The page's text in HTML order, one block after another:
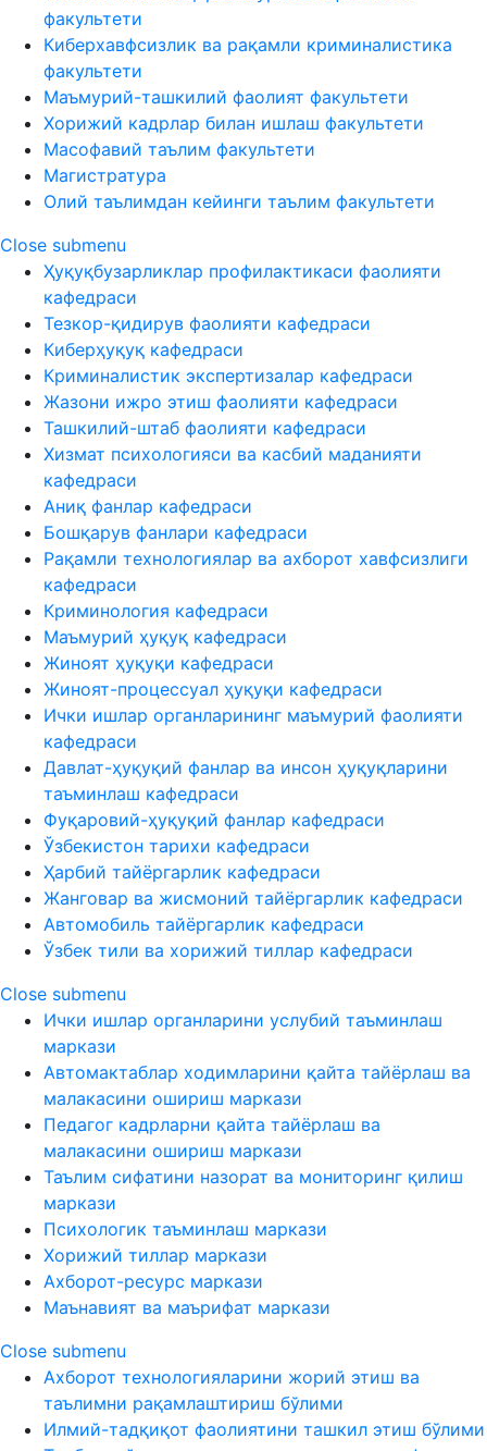
факультети
Киберхавфсизлик ва рақамли криминалистика
факультети
Маъмурий-ташкилий фаолият факультети
Хорижий кадрлар билан ишлаш факультети
Масофавий таълим факультети
Магистратура
Олий таълимдан кейинги таълим факультети
Close submenu
Ҳуқуқбузарликлар профилактикаси фаолияти
кафедраси
Тезкор-қидирув фаолияти кафедраси
Киберҳуқуқ кафедраси
Криминалистик экспертизалар кафедраси
Жазони ижро этиш фаолияти кафедраси
Ташкилий-штаб фаолияти кафедраси
Хизмат психологияси ва касбий маданияти
кафедраси
Аниқ фанлар кафедраси
Бошқарув фанлари кафедраси
Рақамли технологиялар ва ахборот хавфсизлиги
кафедраси
Криминология кафедраси
Маъмурий ҳуқуқ кафедраси
Жиноят ҳуқуқи кафедраси
Жиноят-процессуал ҳуқуқи кафедраси
Ички ишлар органларининг маъмурий фаолияти
кафедраси
Давлат-ҳуқуқий фанлар ва инсон ҳуқуқларини
таъминлаш кафедраси
Фуқаровий-ҳуқуқий фанлар кафедраси
Ўзбекистон тарихи кафедраси
Ҳарбий тайёргарлик кафедраси
Жанговар ва жисмоний тайёргарлик кафедраси
Автомобиль тайёргарлик кафедраси
Ўзбек тили ва хорижий тиллар кафедраси
Close submenu
Ички ишлар органларини услубий таъминлаш
маркази
Автомактаблар ходимларини қайта тайёрлаш ва
малакасини ошириш маркази
Педагог кадрларни қайта тайёрлаш ва
малакасини ошириш маркази
Таълим сифатини назорат ва мониторинг қилиш
маркази
Психологик таъминлаш маркази
Хорижий тиллар маркази
Ахборот-ресурс маркази
Маънавият ва маърифат маркази
Close submenu
Ахборот технологияларини жорий этиш ва
таълимни рақамлаштириш бўлими
Илмий-тадқиқот фаолиятини ташкил этиш бўлими